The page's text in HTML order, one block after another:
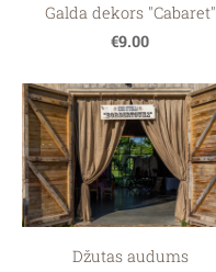
Galda dekors "Cabaret"
€9.00
Džutas audums